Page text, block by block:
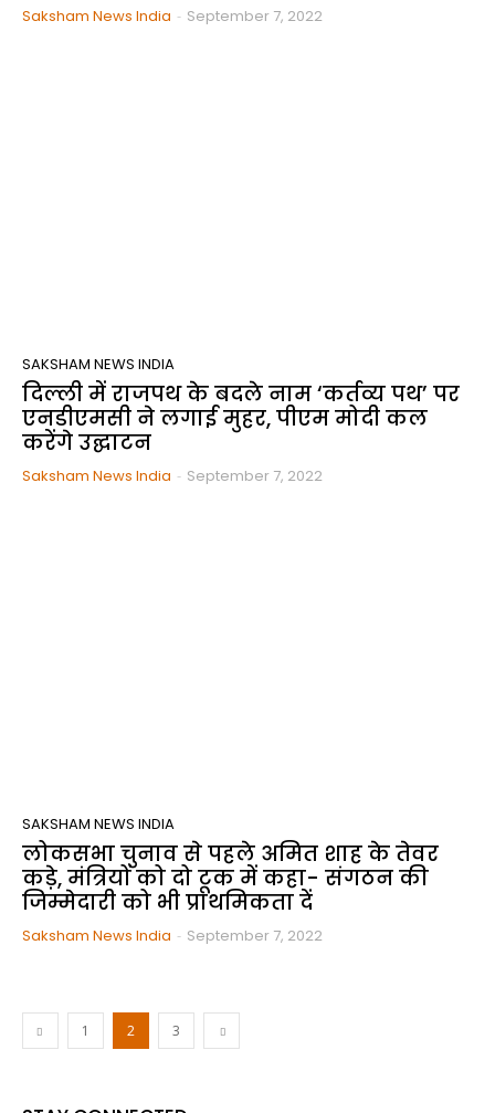
Saksham News India - September 7, 2022
SAKSHAM NEWS INDIA
दिल्ली में राजपथ के बदले नाम ‘कर्तव्य पथ’ पर
एनडीएमसी ने लगाई मुहर, पीएम मोदी कल
करेंगे उद्घाटन
Saksham News India - September 7, 2022
SAKSHAM NEWS INDIA
लोकसभा चुनाव से पहले अमित शाह के तेवर
कड़े, मंत्रियों को दो टूक में कहा- संगठन की
जिम्मेदारी को भी प्राथमिकता दें
Saksham News India - September 7, 2022
1 2 3